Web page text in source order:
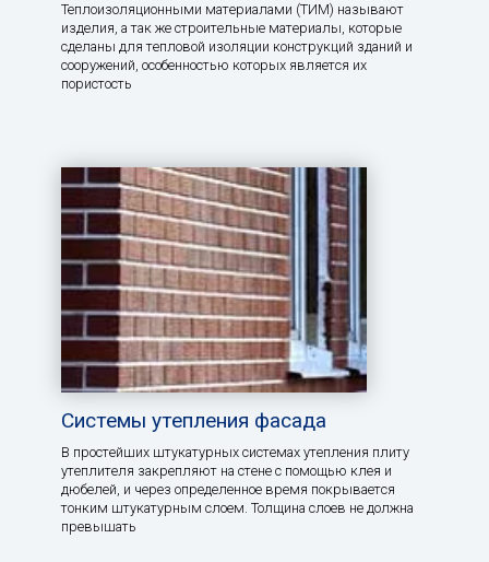
Теплоизоляционными материалами (ТИМ) называют
изделия, а так же строительные материалы, которые
сделаны для тепловой изоляции конструкций зданий и
сооружений, особенностью которых является их
пористость
Системы утепления фасада
В простейших штукатурных системах утепления плиту
утеплителя закрепляют на стене с помощью клея и
дюбелей, и через определенное время покрывается
тонким штукатурным слоем. Толщина слоев не должна
превышать